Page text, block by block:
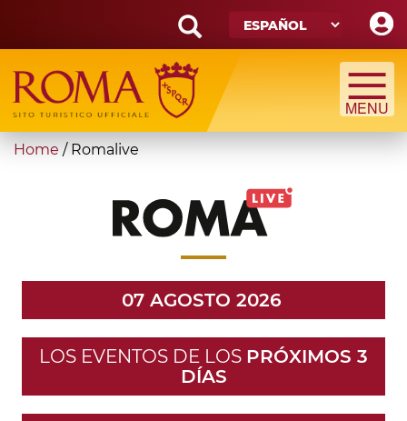
main
content
Search
form
Búsqueda
You
Home / Romalive
07 AGOSTO 2026
LOS EVENTOS DE LOS PRÓXIMOS 3
DÍAS